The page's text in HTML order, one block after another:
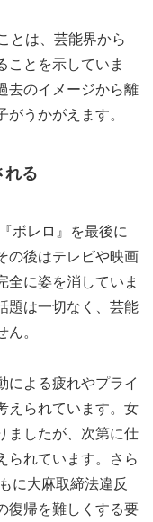
とは、芸能界から
ことを示していま
去のイメージから離
うかがえます。
れる
ボレロ』を最後に
の後はテレビや映画
全に姿を消していま
題は一切なく、芸能
。
による疲れやプライ
えられています。女
ましたが、次第に仕
られています。さら
に大麻取締法違反
復帰を難しくする要